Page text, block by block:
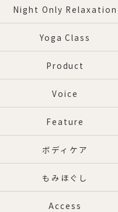
Night Only Relaxation
Yoga Class
Product
Voice
Feature
ボディケア
もみほぐし
Access